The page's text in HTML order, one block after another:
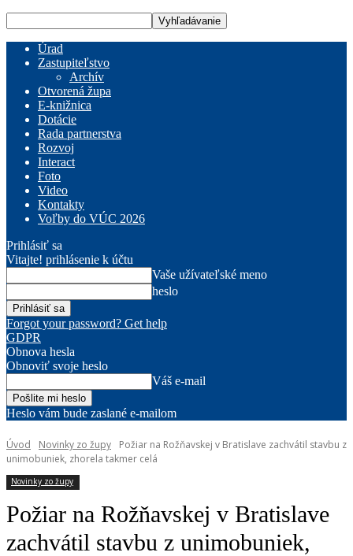
Úrad
Zastupiteľstvo
Archív
Otvorená župa
E-knižnica
Dotácie
Rada partnerstva
Rozvoj
Interact
Foto
Video
Kontakty
Voľby do VÚC 2026
Prihlásiť sa
Vitajte! prihlásenie k účtu
Vaše užívateľské meno
heslo
Forgot your password? Get help
GDPR
Obnova hesla
Obnoviť svoje heslo
Váš e-mail
Heslo vám bude zaslané e-mailom
Úvod Novinky zo župy
Požiar na Rožňavskej v Bratislave zachvátil stavbu z
unimobuniek, zhorela takmer celá
Novinky zo župy
Požiar na Rožňavskej v Bratislave
zachvátil stavbu z unimobuniek,